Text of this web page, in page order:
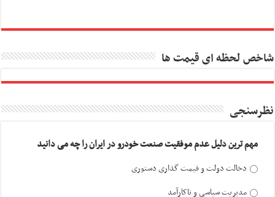
شاخص لحظه ای قیمت ها
نظرسنجی
مهم ترین دلیل عدم موفقیت صنعت خودرو در ایران را چه می دانید
دخالت دولت و قیمت گذاری دستوری
مدیریت سیاسی و ناکارآمد